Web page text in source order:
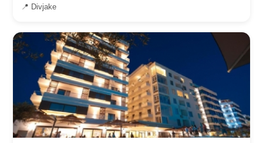
📍 Divjake